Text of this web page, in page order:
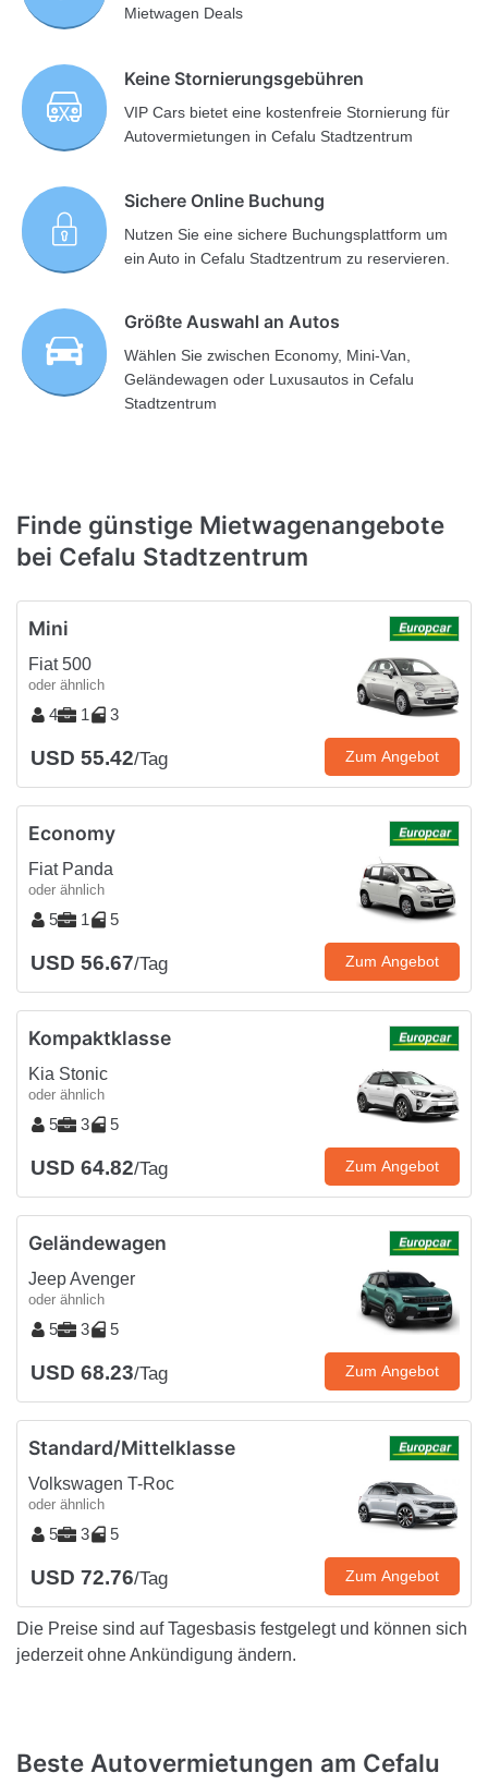
Mietwagen Deals
Keine Stornierungsgebühren
VIP Cars bietet eine kostenfreie Stornierung für
Autovermietungen in Cefalu Stadtzentrum
Sichere Online Buchung
Nutzen Sie eine sichere Buchungsplattform um
ein Auto in Cefalu Stadtzentrum zu reservieren.
Größte Auswahl an Autos
Wählen Sie zwischen Economy, Mini-Van,
Geländewagen oder Luxusautos in Cefalu
Stadtzentrum
Finde günstige Mietwagenangebote
bei Cefalu Stadtzentrum
Mini
Fiat 500
oder ähnlich
4 1 3
USD 55.42/Tag Zum Angebot
Economy
Fiat Panda
oder ähnlich
5 1 5
USD 56.67/Tag Zum Angebot
Kompaktklasse
Kia Stonic
oder ähnlich
5 3 5
USD 64.82/Tag Zum Angebot
Geländewagen
Jeep Avenger
oder ähnlich
5 3 5
USD 68.23/Tag Zum Angebot
Standard/Mittelklasse
Volkswagen T-Roc
oder ähnlich
5 3 5
USD 72.76/Tag Zum Angebot
Die Preise sind auf Tagesbasis festgelegt und können sich
jederzeit ohne Ankündigung ändern.
Beste Autovermietungen am Cefalu